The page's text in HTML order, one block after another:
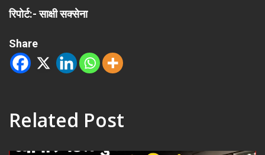
रिपोर्ट:- साक्षी सक्सेना
Share
Related Post